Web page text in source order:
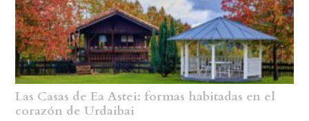
Las Casas de Ea Astei: formas habitadas en el
corazón de Urdaibai